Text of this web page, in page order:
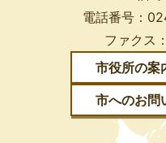
電話番号：
ファクス：
市役所の案
市へのお問